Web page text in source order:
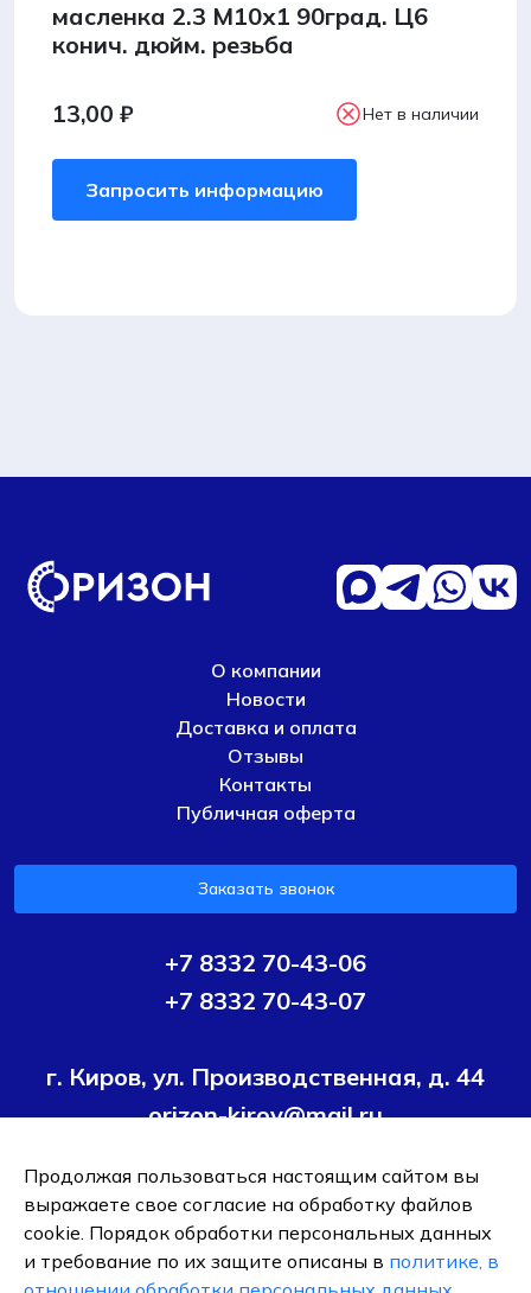
масленка 2.3 М10х1 90град. Ц6
конич. дюйм. резьба
13,00 ₽ Нет в наличии
Запросить информацию
О компании
Новости
Доставка и оплата
Отзывы
Контакты
Публичная оферта
Заказать звонок
+7 8332 70-43-06
+7 8332 70-43-07
г. Киров, ул. Производственная, д. 44
orizon-kirov@mail.ru
Условия политики конфиденциальности
Согласие на
обработку персональных данных
ОБЩЕСТВО С ОГРАНИЧЕННОЙ ОТВЕТСТВЕННОСТЬЮ ТК
Продолжая пользоваться настоящим сайтом вы
выражаете свое согласие на обработку файлов
cookie. Порядок обработки персональных данных
и требование по их защите описаны в политике, в